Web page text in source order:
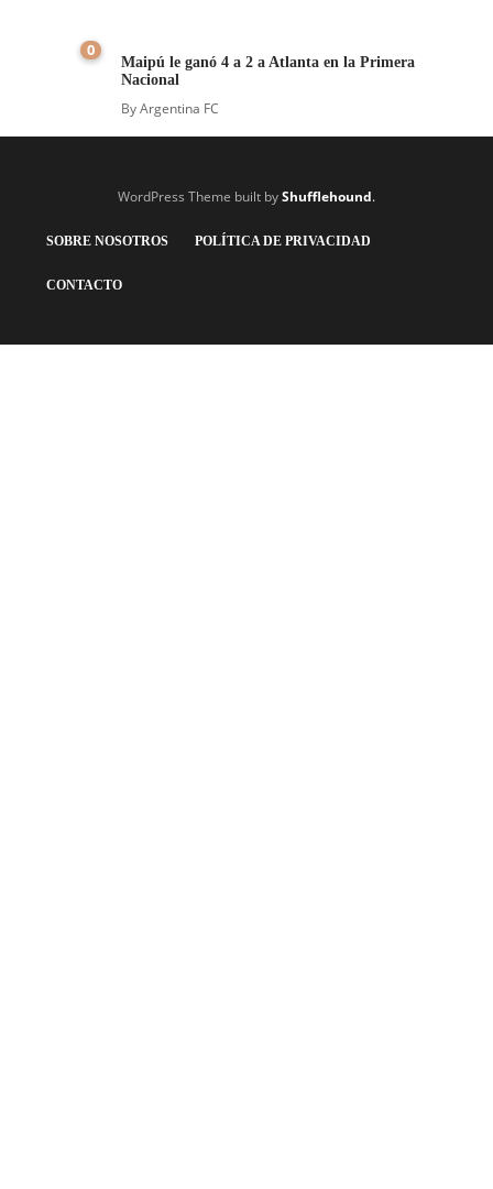
0
Maipú le ganó 4 a 2 a Atlanta en la Primera
Nacional
ByArgentina FC
WordPress Theme built byShufflehound.
SOBRE NOSOTROS POLÍTICA DE PRIVACIDAD
CONTACTO